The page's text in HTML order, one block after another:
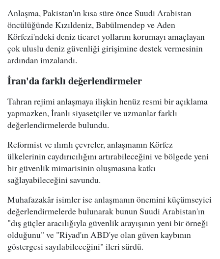
Anlaşma, Pakistan'ın kısa süre önce Suudi Arabistan
öncülüğünde Kızıldeniz, Babülmendep ve Aden
Körfezi'ndeki deniz ticaret yollarını korumayı amaçlayan
çok uluslu deniz güvenliği girişimine destek vermesinin
ardından imzalandı.
İran'da farklı değerlendirmeler
Tahran rejimi anlaşmaya ilişkin henüz resmi bir açıklama
yapmazken, İranlı siyasetçiler ve uzmanlar farklı
değerlendirmelerde bulundu.
Reformist ve ılımlı çevreler, anlaşmanın Körfez
ülkelerinin caydırıcılığını artırabileceğini ve bölgede yeni
bir güvenlik mimarisinin oluşmasına katkı
sağlayabileceğini savundu.
Muhafazakâr isimler ise anlaşmanın önemini küçümseyici
değerlendirmelerde bulunarak bunun Suudi Arabistan'ın
"dış güçler aracılığıyla güvenlik arayışının yeni bir örneği
olduğunu" ve "Riyad'ın ABD'ye olan güven kaybının
göstergesi sayılabileceğini" ileri sürdü.